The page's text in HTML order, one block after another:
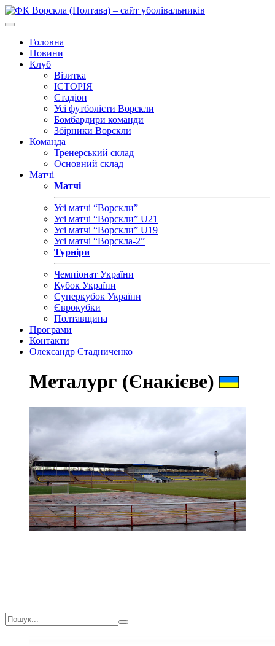
Головна
Новини
Клуб
Візитка
ІСТОРІЯ
Стадіон
Усі футболісти Ворскли
Бомбардири команди
Збірники Ворскли
Команда
Тренерський склад
Основний склад
Матчі
Матчі
Усі матчі “Ворскли”
Усі матчі “Ворскли” U21
Усі матчі “Ворскли” U19
Усі матчі “Ворскла-2”
Турніри
Чемпіонат України
Кубок України
Суперкубок України
Єврокубки
Полтавщина
Програми
Контакти
Олександр Стадниченко
Металург (Єнакієве)